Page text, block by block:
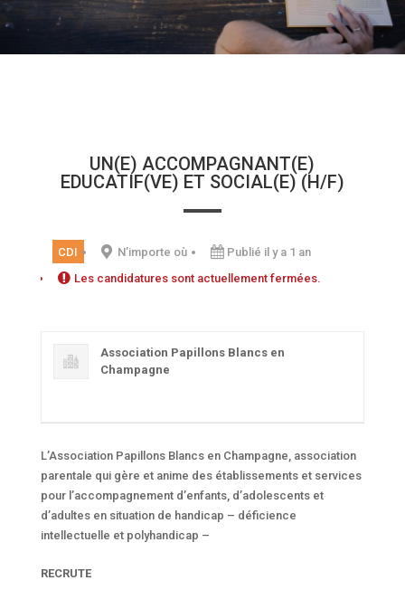
UN(E) ACCOMPAGNANT(E)
EDUCATIF(VE) ET SOCIAL(E) (H/F)
CDI N’importe où
Publié il y a 1 an
Les candidatures sont actuellement fermées.
Association Papillons Blancs en
Champagne
L’Association Papillons Blancs en Champagne, association
parentale qui gère et anime des établissements et services
pour l’accompagnement d’enfants, d’adolescents et
d’adultes en situation de handicap – déficience
intellectuelle et polyhandicap –
RECRUTE